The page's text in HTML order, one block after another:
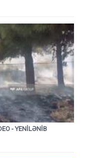
- YENİLƏNİB